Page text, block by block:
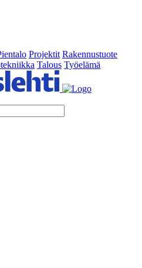
Projektit Rakennustuote
Talous Työelämä